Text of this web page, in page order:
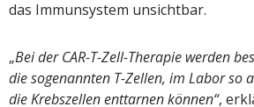
das Immunsystem unsichtbar.
„Bei der CAR-T-Zell-Therapie werden
die sogenannten T-Zellen, im Labor so
die Krebszellen enttarnen können“,